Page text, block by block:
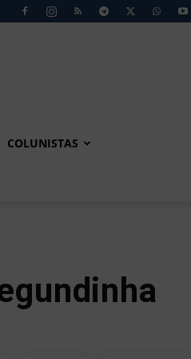
COLUNISTAS